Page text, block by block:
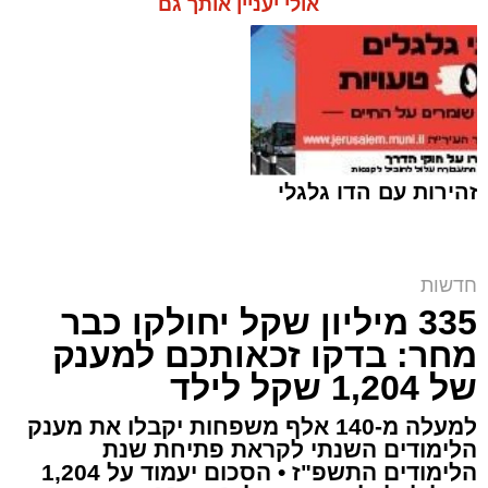
אחת התמונות ששלח החשוד באיומים | דוברות
המשטרה
ארי קאהן / 14:36 10.08.26
זהירות עם הדו גלגלי
חדשות
335 מיליון שקל יחולקו כבר
מחר: בדקו זכאותכם למענק
של 1,204 שקל לילד
למעלה מ-140 אלף משפחות יקבלו את מענק
הלימודים השנתי לקראת פתיחת שנת
הלימודים התשפ"ז • הסכום יעמוד על 1,204